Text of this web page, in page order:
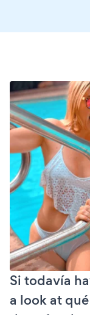
Si todavía
a look at